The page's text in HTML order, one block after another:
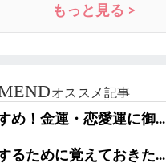
もっと見る >
オススメ記事
め！金運・恋愛運に御...
るために覚えておきた...